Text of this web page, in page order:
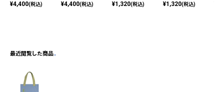
¥4,400(税込)
¥4,400(税込)
¥1,320(税込)
¥1,320(税込)
最近閲覧した商品